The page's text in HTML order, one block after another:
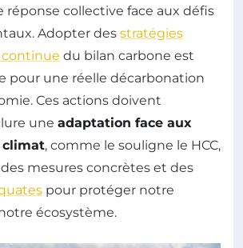
réponse collective face aux défis
Adopter des stratégies
continue du bilan carbone est
pour une réelle décarbonation
Ces actions doivent
une adaptation face aux
climat, comme le souligne le HCC,
mesures concrètes et des
pour protéger notre
écosystème.